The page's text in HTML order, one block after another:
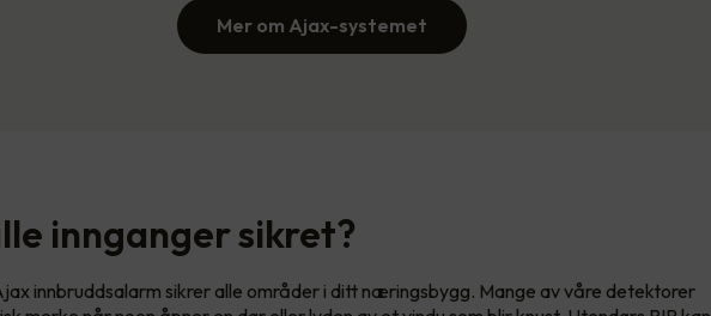
Mer om Ajax-systemet
innganger sikret?
innbruddsalarm sikrer alle områder i ditt næringsbygg. Mange av våre detektorer